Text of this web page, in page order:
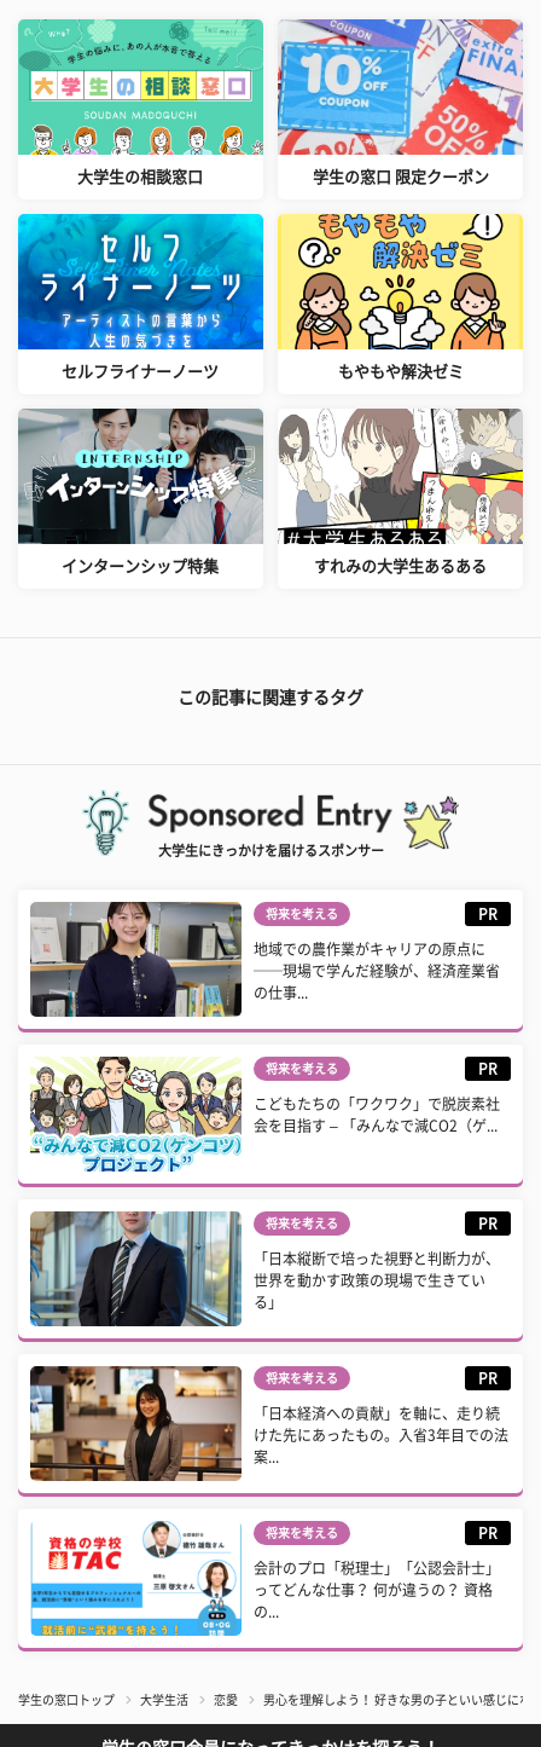
大学生の相談窓口 学生の窓口 限定クーポン
セルフライナーノーツ もやもや解決ゼミ
インターンシップ特集 すれみの大学生あるある
この記事に関連するタグ
大学生にきっかけを届けるスポンサー
将来を考える PR
地域での農作業がキャリアの原点に
──現場で学んだ経験が、経済産業省
の仕事...
将来を考える PR
こどもたちの「ワクワク」で脱炭素社
会を目指す – 「みんなで減CO2（ゲ...
将来を考える PR
「日本縦断で培った視野と判断力が、
世界を動かす政策の現場で生きてい
る」
将来を考える PR
「日本経済への貢献」を軸に、走り続
けた先にあったもの。入省3年目での法
案...
将来を考える PR
会計のプロ「税理士」「公認会計士」
ってどんな仕事？ 何が違うの？ 資格
の...
学生の窓口トップ 大学生活 恋愛 男心を理解しよう！ 好きな男の子といい感じにな